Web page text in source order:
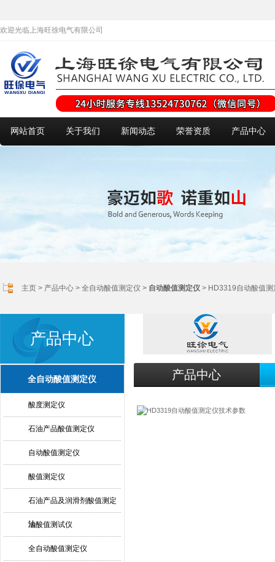
欢迎光临上海旺徐电气有限公司
网站首页 关于我们 新闻动态 荣誉资质 产品中心
主页 > 产品中心 > 全自动酸值测定仪 > 自动酸值测定仪 > HD3319自动酸值测
产品中心
全自动酸值测定仪
酸度测定仪
石油产品酸值测定仪
自动酸值测定仪
酸值测定仪
石油产品及润滑剂酸值测定
法
油酸值测试仪
全自动酸值测定仪
产品中心